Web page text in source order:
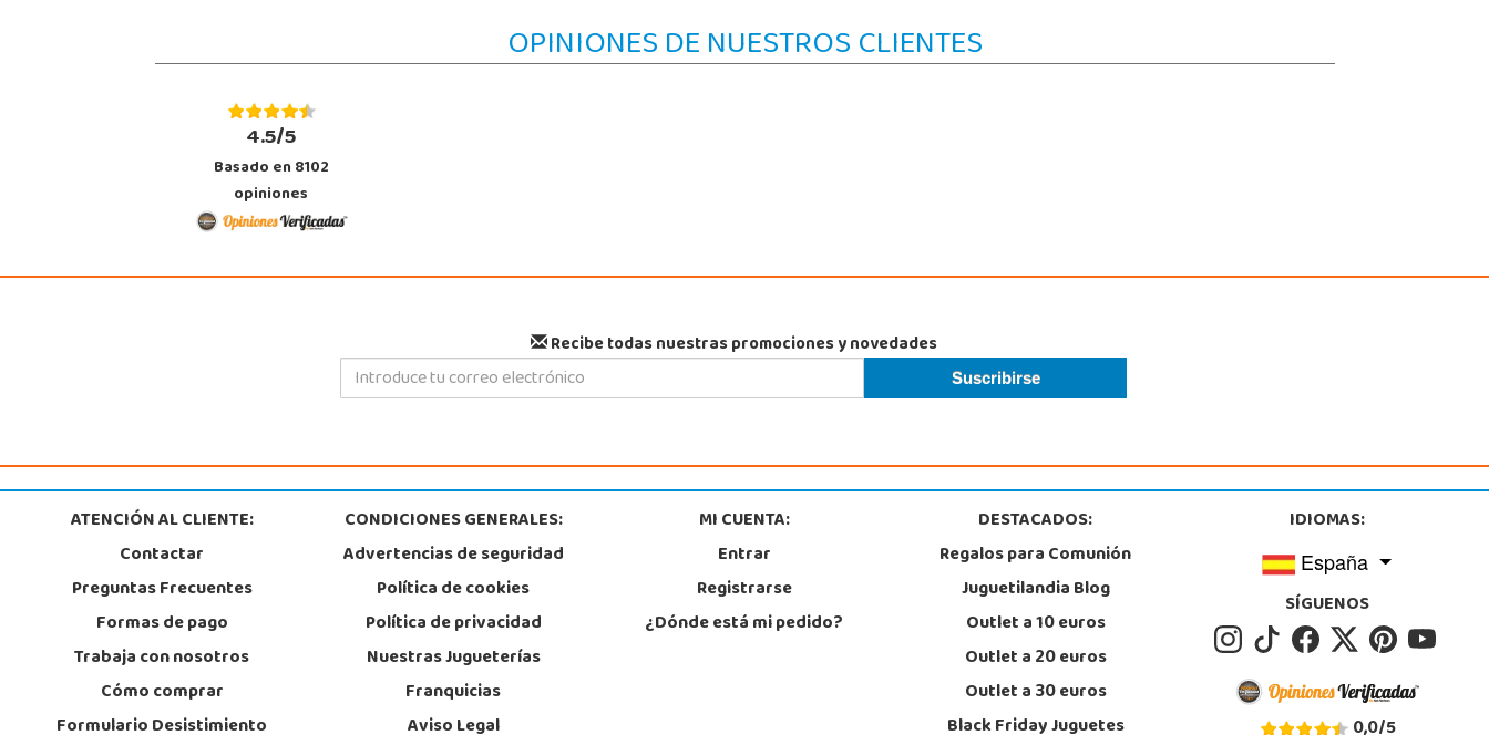
OPINIONES DE NUESTROS CLIENTES
4.5/5
Basado en 8102
opiniones
Recibe todas nuestras promociones y novedades
ATENCIÓN AL CLIENTE:
Contactar
Preguntas Frecuentes
Formas de pago
Trabaja con nosotros
Cómo comprar
Formulario Desistimiento
CONDICIONES GENERALES:
Advertencias de seguridad
Política de cookies
Política de privacidad
Nuestras Jugueterías
Franquicias
Aviso Legal
MI CUENTA:
Entrar
Registrarse
¿Dónde está mi pedido?
DESTACADOS:
Regalos para Comunión
Juguetilandia Blog
Outlet a 10 euros
Outlet a 20 euros
Outlet a 30 euros
Black Friday Juguetes
IDIOMAS:
España
SÍGUENOS